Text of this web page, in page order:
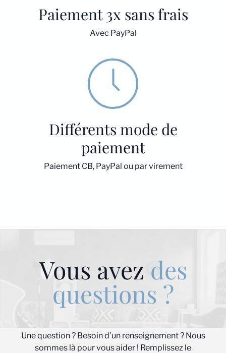
Paiement 3x sans frais
Avec PayPal
Différents mode de
paiement
Paiement CB, PayPal ou par virement
Vous avez des
questions ?
Une question ? Besoin d’un renseignement ? Nous
sommes là pour vous aider ! Remplissez le